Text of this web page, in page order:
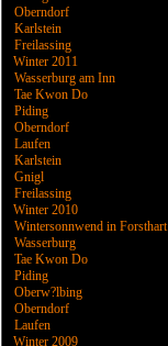
Oberndorf
Karlstein
Freilassing
Winter 2011
Wasserburg am Inn
Tae Kwon Do
Piding
Oberndorf
Laufen
Karlstein
Gnigl
Freilassing
Winter 2010
Wintersonnwend in Forsthart
Wasserburg
Tae Kwon Do
Piding
Oberw?lbing
Oberndorf
Laufen
Winter 2009